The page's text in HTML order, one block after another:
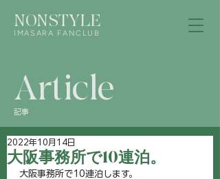
NONSTYLE
IMASARA FANCLUB
Article
記事
大阪事務所で10連泊。
2022年10月14日
大阪事務所で10連泊します。